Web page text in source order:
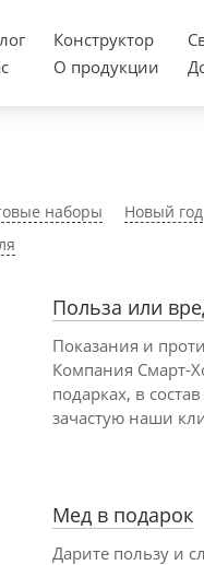
Конструктор
О продукции
наборы Новый год
Польза или
Показания и
Компания Смарт-
подарках, в
зачастую наши
Мед в подарок
Дарите пользу и